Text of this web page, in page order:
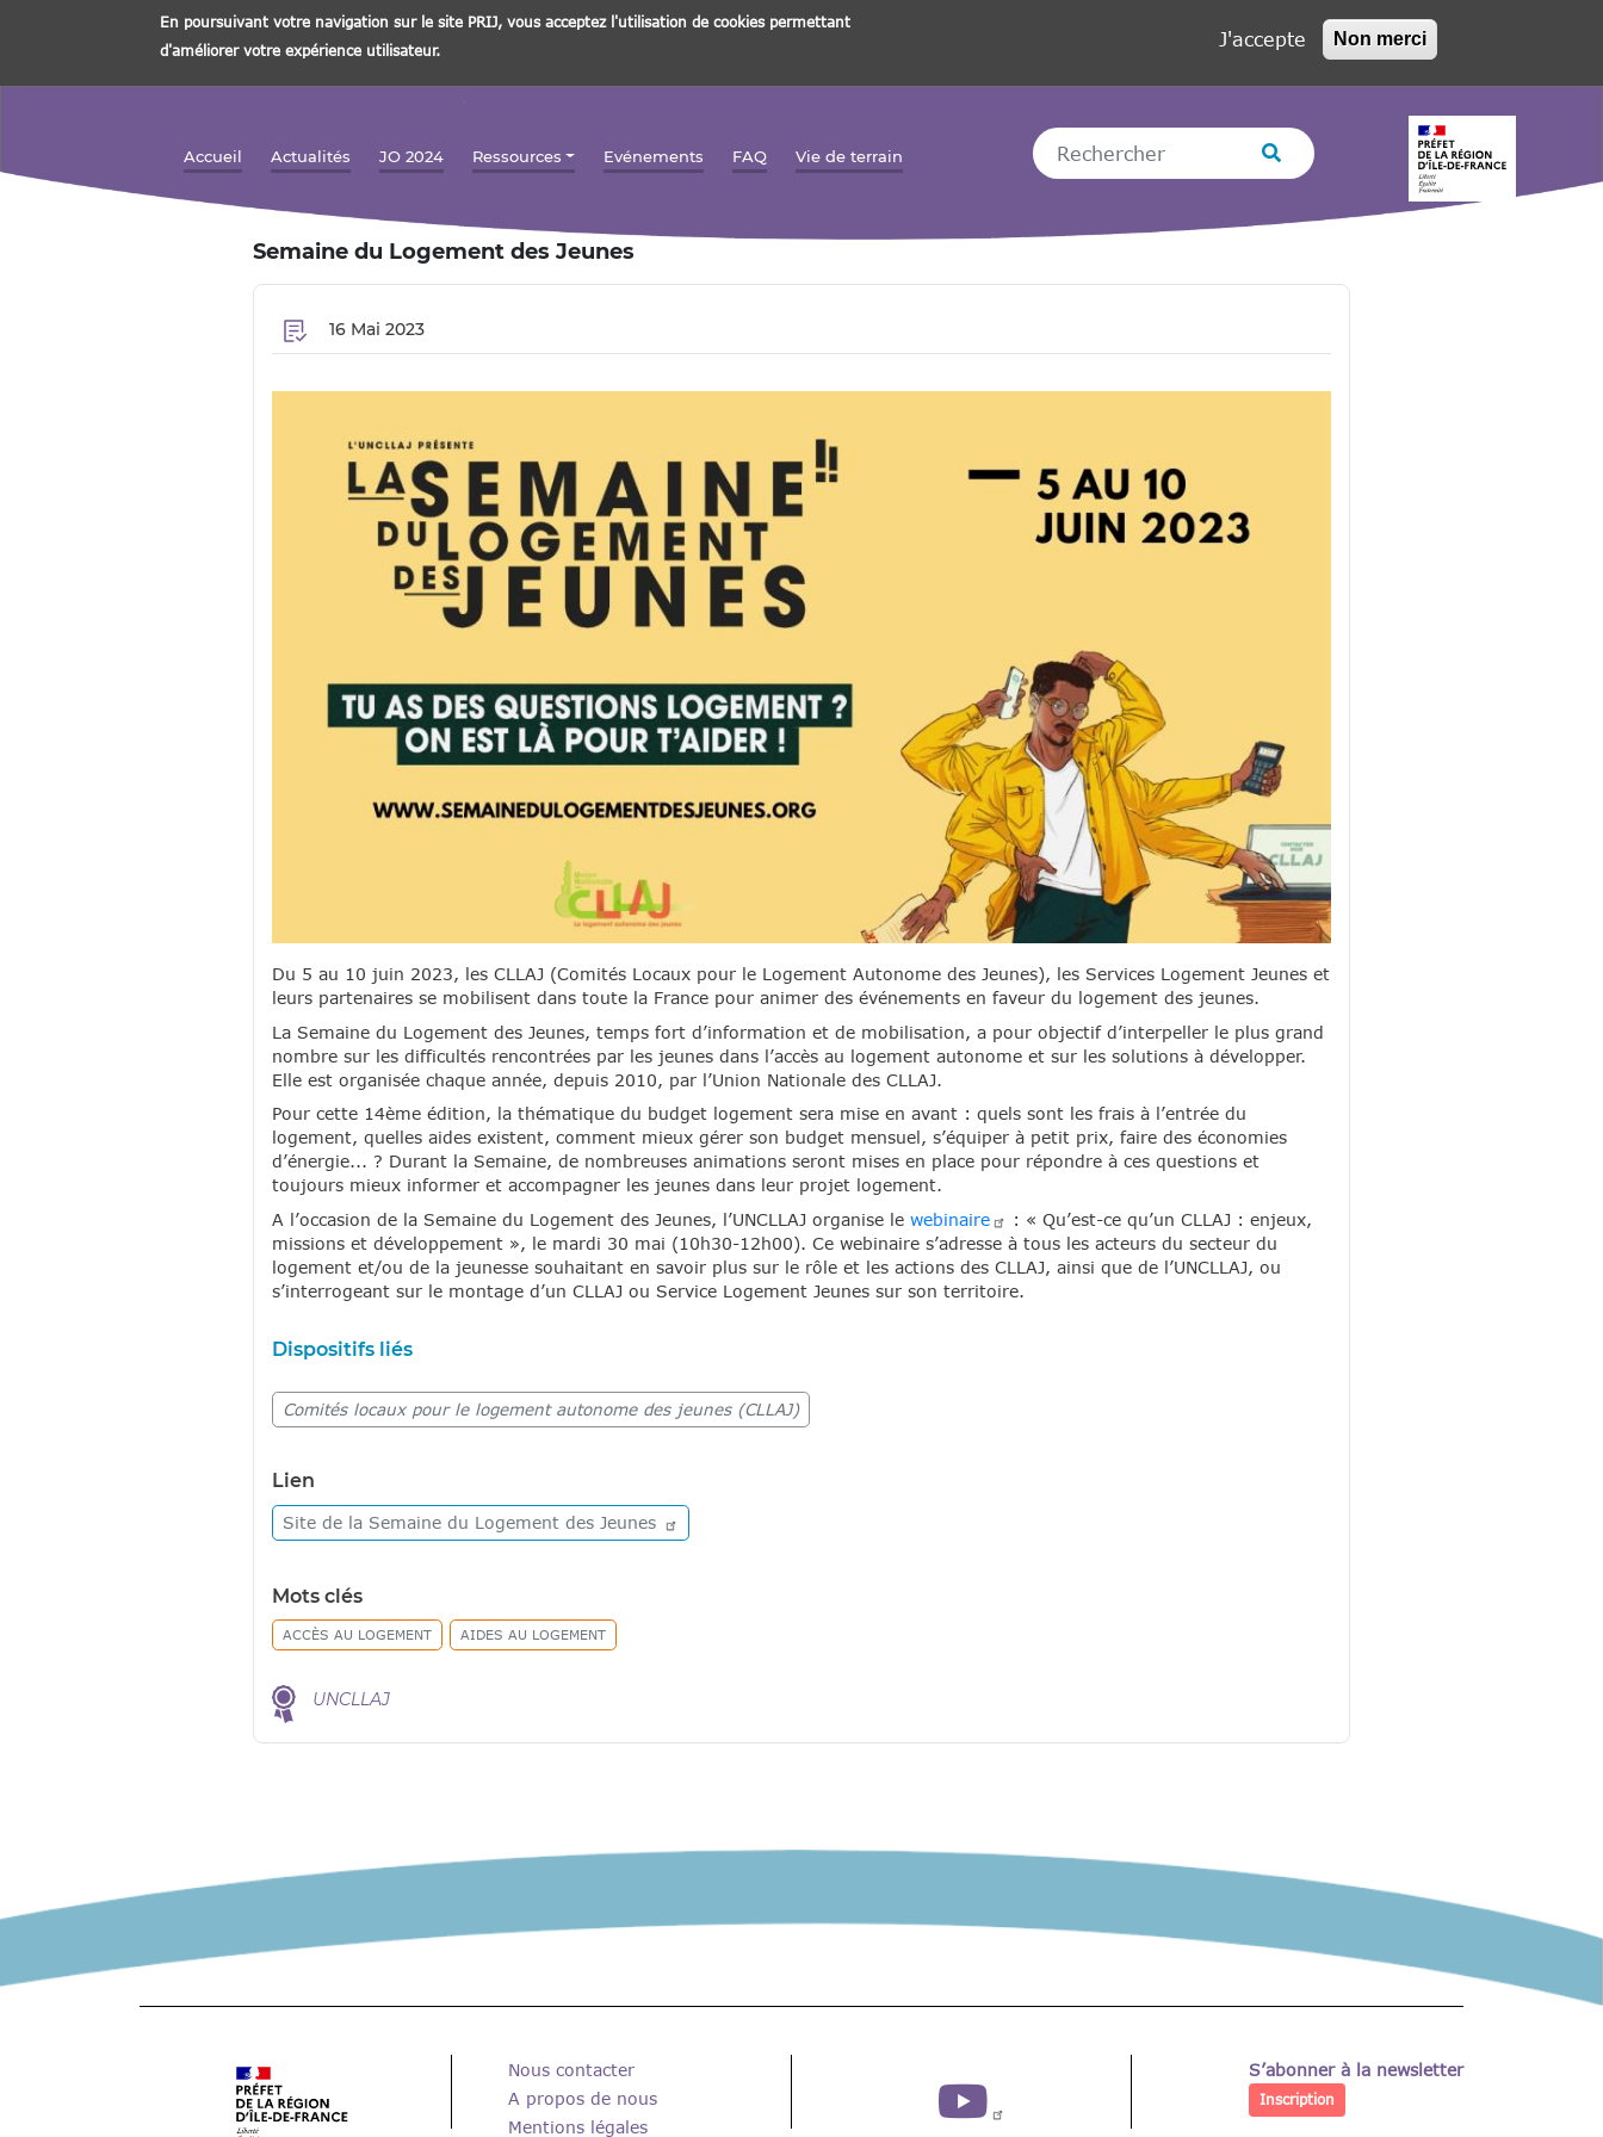
En poursuivant votre navigation sur le site PRIJ, vous acceptez l'utilisation de cookies permettant
d'améliorer votre expérience utilisateur.
J'accepte Non merci
principal
Navigation principale
Accueil Actualités JO 2024 Ressources Evénements FAQ Vie de terrain
Rechercher
Rechercher
Semaine du Logement des Jeunes
16 Mai 2023
Du 5 au 10 juin 2023, les CLLAJ (Comités Locaux pour le Logement Autonome des Jeunes), les Services Logement Jeunes et
leurs partenaires se mobilisent dans toute la France pour animer des événements en faveur du logement des jeunes.
La Semaine du Logement des Jeunes, temps fort d’information et de mobilisation, a pour objectif d’interpeller le plus grand
nombre sur les difficultés rencontrées par les jeunes dans l’accès au logement autonome et sur les solutions à développer.
Elle est organisée chaque année, depuis 2010, par l’Union Nationale des CLLAJ.
Pour cette 14ème édition, la thématique du budget logement sera mise en avant : quels sont les frais à l’entrée du
logement, quelles aides existent, comment mieux gérer son budget mensuel, s’équiper à petit prix, faire des économies
d’énergie... ? Durant la Semaine, de nombreuses animations seront mises en place pour répondre à ces questions et
toujours mieux informer et accompagner les jeunes dans leur projet logement.
A l’occasion de la Semaine du Logement des Jeunes, l’UNCLLAJ organise le webinaire
: « Qu’est-ce qu’un CLLAJ : enjeux,
missions et développement », le mardi 30 mai (10h30-12h00). Ce webinaire s’adresse à tous les acteurs du secteur du
logement et/ou de la jeunesse souhaitant en savoir plus sur le rôle et les actions des CLLAJ, ainsi que de l’UNCLLAJ, ou
s’interrogeant sur le montage d’un CLLAJ ou Service Logement Jeunes sur son territoire.
Dispositifs liés
Comités locaux pour le logement autonome des jeunes (CLLAJ)
Lien
Site de la Semaine du Logement des Jeunes
Mots clés
ACCÈS AU LOGEMENT AIDES AU LOGEMENT
UNCLLAJ
Nous contacter
A propos de nous
Mentions légales
S’abonner à la newsletter
Inscription